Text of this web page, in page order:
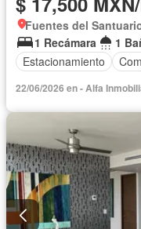
Fuentes del
1 Recámara
1
Estacionamiento
22/06/2026 en - Alfa